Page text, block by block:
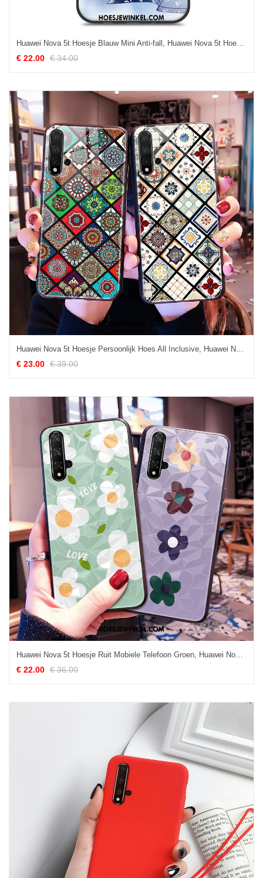
Huawei Nova 5t Hoesje Blauw Mini Anti-fall, Huawei Nova 5t Hoesje Mobiele Telefoon Chinese Stijl
€ 22.00 € 34.00
Huawei Nova 5t Hoesje Persoonlijk Hoes All Inclusive, Huawei Nova 5t Hoesje Bescherming Mode
€ 23.00 € 39.00
Huawei Nova 5t Hoesje Ruit Mobiele Telefoon Groen, Huawei Nova 5t Hoesje Driedimensionaal Patroon
€ 22.00 € 36.00